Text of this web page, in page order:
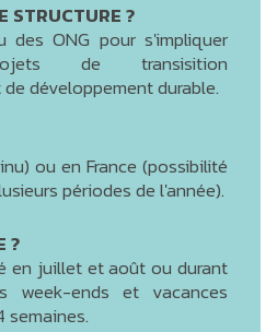
STRUCTURE ?
des ONG pour s'impliquer
de transisition
développement durable.
ou en France (possibilité
périodes de l'année).
?
en juillet et août ou durant
week-ends et vacances
semaines.